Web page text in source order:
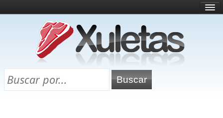
¿Qué es esto?
Directorio
Chuletas para exámenes